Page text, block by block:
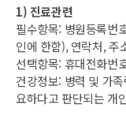
1) 진료관련
필수항목: 병원등록번
인에 한함), 연락처, 주
선택항목: 휴대전화번
건강정보: 병력 및 가
요하다고 판단되는 개